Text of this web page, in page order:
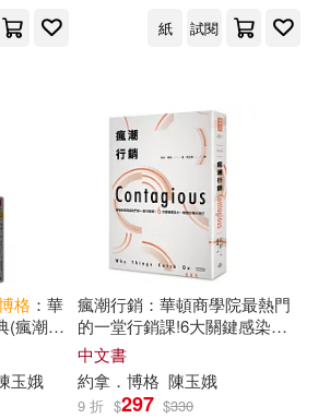
紙
試閱
格 ：華
(瘋潮行
不見
玉娥
瘋潮行銷：華頓商學院最熱門
的一堂行銷課!6大關鍵感染
力，瞬間引爆大流行〔好評全
新改版〕
中文書
約拿 ． 博格 陳玉娥
9 折 $297 $330